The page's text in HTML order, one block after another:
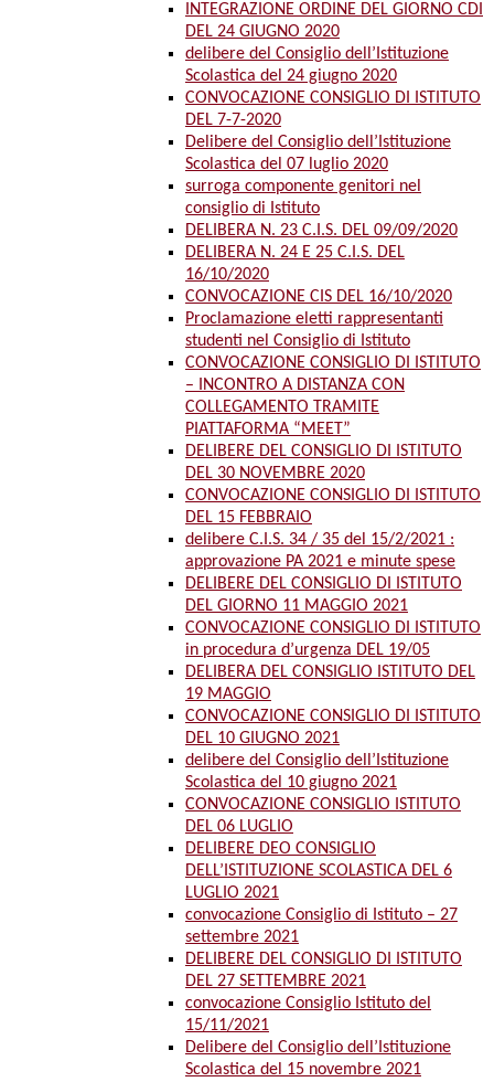
INTEGRAZIONE ORDINE DEL GIORNO CDI
DEL 24 GIUGNO 2020
delibere del Consiglio dell’Istituzione
Scolastica del 24 giugno 2020
CONVOCAZIONE CONSIGLIO DI ISTITUTO
DEL 7-7-2020
Delibere del Consiglio dell’Istituzione
Scolastica del 07 luglio 2020
surroga componente genitori nel
consiglio di Istituto
DELIBERA N. 23 C.I.S. DEL 09/09/2020
DELIBERA N. 24 E 25 C.I.S. DEL
16/10/2020
CONVOCAZIONE CIS DEL 16/10/2020
Proclamazione eletti rappresentanti
studenti nel Consiglio di Istituto
CONVOCAZIONE CONSIGLIO DI ISTITUTO
– INCONTRO A DISTANZA CON
COLLEGAMENTO TRAMITE
PIATTAFORMA “MEET”
DELIBERE DEL CONSIGLIO DI ISTITUTO
DEL 30 NOVEMBRE 2020
CONVOCAZIONE CONSIGLIO DI ISTITUTO
DEL 15 FEBBRAIO
delibere C.I.S. 34 / 35 del 15/2/2021 :
approvazione PA 2021 e minute spese
DELIBERE DEL CONSIGLIO DI ISTITUTO
DEL GIORNO 11 MAGGIO 2021
CONVOCAZIONE CONSIGLIO DI ISTITUTO
in procedura d’urgenza DEL 19/05
DELIBERA DEL CONSIGLIO ISTITUTO DEL
19 MAGGIO
CONVOCAZIONE CONSIGLIO DI ISTITUTO
DEL 10 GIUGNO 2021
delibere del Consiglio dell’Istituzione
Scolastica del 10 giugno 2021
CONVOCAZIONE CONSIGLIO ISTITUTO
DEL 06 LUGLIO
DELIBERE DEO CONSIGLIO
DELL’ISTITUZIONE SCOLASTICA DEL 6
LUGLIO 2021
convocazione Consiglio di Istituto – 27
settembre 2021
DELIBERE DEL CONSIGLIO DI ISTITUTO
DEL 27 SETTEMBRE 2021
convocazione Consiglio Istituto del
15/11/2021
Delibere del Consiglio dell’Istituzione
Scolastica del 15 novembre 2021